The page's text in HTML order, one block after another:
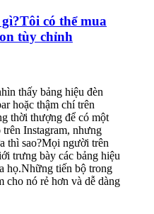
có thể mua
tùy chỉnh
thấy bảng hiệu đèn
hoặc thậm chí trên
thời thượng để có một
Instagram, nhưng
thì sao?Mọi người trên
trưng bày các bảng hiệu
họ.Những tiến bộ trong
cho nó rẻ hơn và dễ dàng